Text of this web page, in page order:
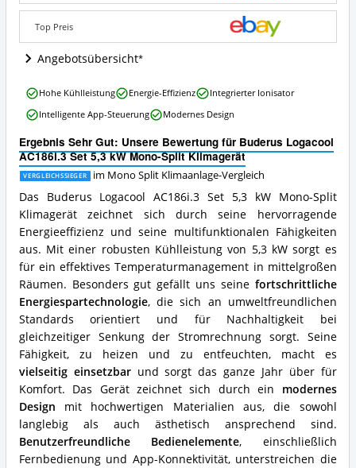
kW
Mono-
Split
Klimagerät
Angebote:
ist
diese
Mono
Split
Klimaanlage
erhältlich?
Top Preis
Angebotsübersicht
Ergebnis Sehr Gut: Unsere Bewertung für Buderus Logacool
AC186i.3 Set 5,3 kW Mono-Split Klimagerät
VERGLEICHSSIEGER im Mono Split Klimaanlage-Vergleich
Das Buderus Logacool AC186i.3 Set 5,3 kW Mono-Split
Klimagerät zeichnet sich durch seine hervorragende
Energieeffizienz und seine multifunktionalen Fähigkeiten
aus. Mit einer robusten Kühlleistung von 5,3 kW sorgt es
für ein effektives Temperaturmanagement in mittelgroßen
Räumen. Besonders gut gefällt uns seine fortschrittliche
Energiespartechnologie, die sich an umweltfreundlichen
Standards orientiert und für Nachhaltigkeit bei
gleichzeitiger Senkung der Stromrechnung sorgt. Seine
Fähigkeit, zu heizen und zu entfeuchten, macht es
vielseitig einsetzbarund sorgt das ganze Jahr über für
Komfort. Das Gerät zeichnet sich durch ein modernes
Design mit hochwertigen Materialien aus, die sowohl
langlebig als auch ästhetisch ansprechend sind.
Benutzerfreundliche Bedienelemente, einschließlich
Fernbedienung und App-Konnektivität, unterstreichen die
Buderus
Logacool
AC186i.3
5,3
kW
Mono-
Split
Klimagerät
Vorteile:
Was
spricht
für
diese
Mono
Split
Klimaanlage?
Hohe Kühlleistung Energie-Effizienz
Integrierter Ionisator
Intelligente App-Steuerung
Modernes Design